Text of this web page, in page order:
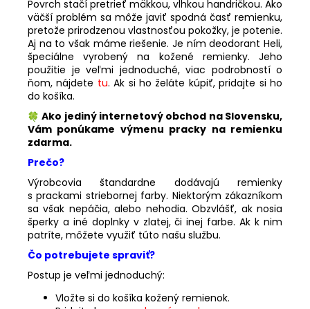
Povrch stačí pretrieť mäkkou, vlhkou handričkou. Ako
väčší problém sa môže javiť spodná časť remienku,
pretože prirodzenou vlastnosťou pokožky, je potenie.
Aj na to však máme riešenie. Je ním deodorant Heli,
špeciálne vyrobený na kožené remienky. Jeho
použitie je veľmi jednoduché, viac podrobností o
ňom, nájdete tu. Ak si ho želáte kúpiť, pridajte si ho
do košíka.
Ako jediný internetový obchod na Slovensku,
Vám ponúkame výmenu pracky na remienku
zdarma.
Prečo?
Výrobcovia štandardne dodávajú remienky
s prackami striebornej farby. Niektorým zákazníkom
sa však nepáčia, alebo nehodia. Obzvlášť, ak nosia
šperky a iné doplnky v zlatej, či inej farbe. Ak k nim
patríte, môžete využiť túto našu službu.
Čo potrebujete spraviť?
Postup je veľmi jednoduchý:
Vložte si do košíka kožený remienok.